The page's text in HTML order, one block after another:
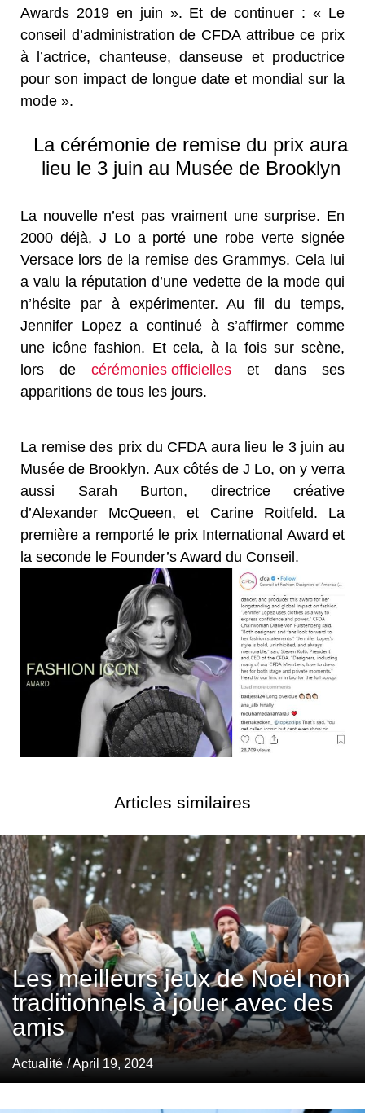
Awards 2019 en juin ». Et de continuer : « Le
conseil d’administration de CFDA attribue ce prix
à l’actrice, chanteuse, danseuse et productrice
pour son impact de longue date et mondial sur la
mode ».
La cérémonie de remise du prix aura
lieu le 3 juin au Musée de Brooklyn
La nouvelle n’est pas vraiment une surprise. En
2000 déjà, J Lo a porté une robe verte signée
Versace lors de la remise des Grammys. Cela lui
a valu la réputation d’une vedette de la mode qui
n’hésite par à expérimenter. Au fil du temps,
Jennifer Lopez a continué à s’affirmer comme
une icône fashion. Et cela, à la fois sur scène,
lors de cérémonies officielles et dans ses
apparitions de tous les jours.
La remise des prix du CFDA aura lieu le 3 juin au
Musée de Brooklyn. Aux côtés de J Lo, on y verra
aussi Sarah Burton, directrice créative
d’Alexander McQueen, et Carine Roitfeld. La
première a remporté le prix International Award et
la seconde le Founder’s Award du Conseil.
Articles similaires
Les meilleurs jeux de Noël non
traditionnels à jouer avec des
amis
Actualité / April 19, 2024